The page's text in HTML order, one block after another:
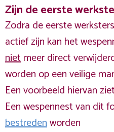
Zijn de eerste
Zodra de eerste
actief zijn kan het
nietmeer direct
worden op een veilige
Een voorbeeld hiervan
Een wespennest van dit
bestredenworden